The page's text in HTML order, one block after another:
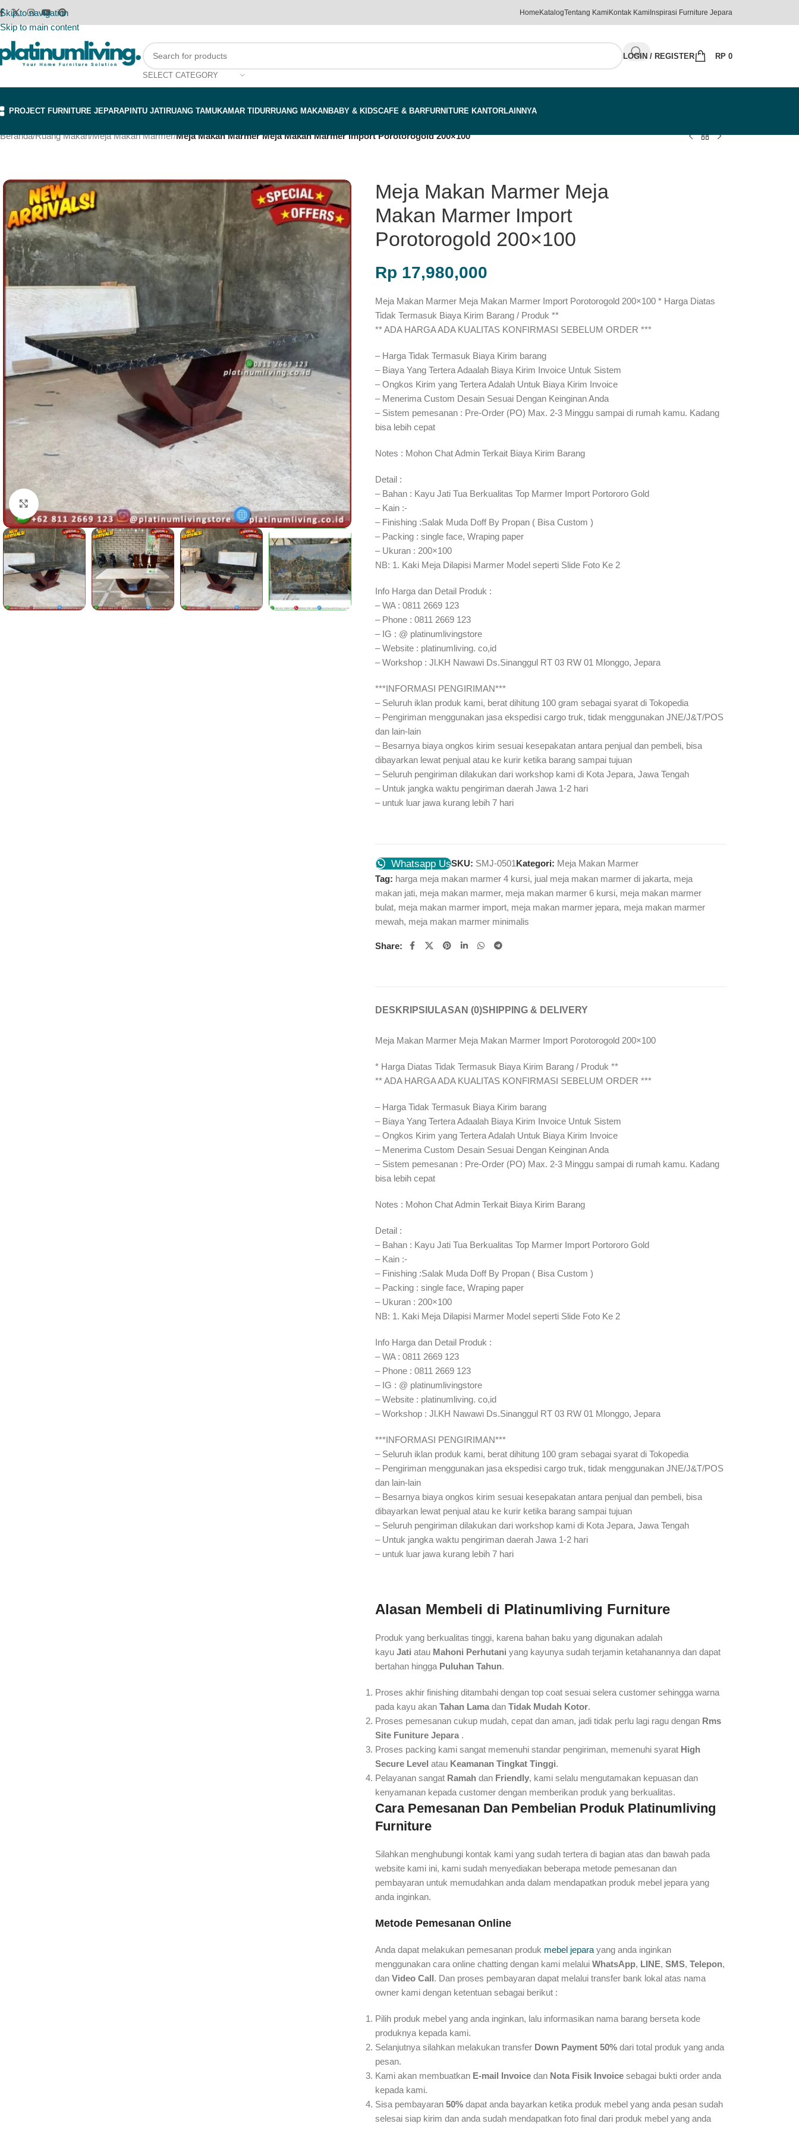
Skip to navigation
Skip to main content
Home KatalogTentang Kami Kontak Kami Inspirasi Furniture Jepara
SELECT CATEGORY
LOGIN / REGISTER RP 0
PROJECT FURNITURE JEPARAPINTU JATI RUANG TAMUKAMAR TIDURRUANG MAKAN BABY & KIDSCAFE & BARFURNITURE KANTORLAINNYA
Beranda/Ruang Makan/Meja Makan Marmer/Meja Makan Marmer Meja Makan Marmer Import Porotorogold 200×100
Click to enlarge
Meja Makan Marmer Meja
Makan Marmer Import
Porotorogold 200×100
Rp 17,980,000
Meja Makan Marmer Meja Makan Marmer Import Porotorogold 200×100 * Harga Diatas
Tidak Termasuk Biaya Kirim Barang / Produk **
** ADA HARGA ADA KUALITAS KONFIRMASI SEBELUM ORDER ***
– Harga Tidak Termasuk Biaya Kirim barang
– Biaya Yang Tertera Adaalah Biaya Kirim Invoice Untuk Sistem
– Ongkos Kirim yang Tertera Adalah Untuk Biaya Kirim Invoice
– Menerima Custom Desain Sesuai Dengan Keinginan Anda
– Sistem pemesanan : Pre-Order (PO) Max. 2-3 Minggu sampai di rumah kamu. Kadang
bisa lebih cepat⁣⁣
Notes : Mohon Chat Admin Terkait Biaya Kirim Barang
Detail :
– Bahan : Kayu Jati Tua Berkualitas Top Marmer Import Portororo Gold
– Kain :-
– Finishing :Salak Muda Doff By Propan ( Bisa Custom )
– Packing : single face, Wraping paper
– Ukuran : 200×100
NB: 1. Kaki Meja Dilapisi Marmer Model seperti Slide Foto Ke 2
Info Harga dan Detail Produk :
– WA : 0811 2669 123
– Phone : 0811 2669 123
– IG : @ platinumlivingstore
– Website : platinumliving. co,id
– Workshop : Jl.KH Nawawi Ds.Sinanggul RT 03 RW 01 Mlonggo, Jepara
***INFORMASI PENGIRIMAN***
– Seluruh iklan produk kami, berat dihitung 100 gram sebagai syarat di Tokopedia
– Pengiriman menggunakan jasa ekspedisi cargo truk, tidak menggunakan JNE/J&T/POS
dan lain-lain
– Besarnya biaya ongkos kirim sesuai kesepakatan antara penjual dan pembeli, bisa
dibayarkan lewat penjual atau ke kurir ketika barang sampai tujuan
– Seluruh pengiriman dilakukan dari workshop kami di Kota Jepara, Jawa Tengah
– Untuk jangka waktu pengiriman daerah Jawa 1-2 hari
– untuk luar jawa kurang lebih 7 hari
Whatsapp UsSKU: SMJ-0501Kategori: Meja Makan Marmer
Tag: harga meja makan marmer 4 kursi, jual meja makan marmer di jakarta, meja
makan jati, meja makan marmer, meja makan marmer 6 kursi, meja makan marmer
bulat, meja makan marmer import, meja makan marmer jepara, meja makan marmer
mewah, meja makan marmer minimalis
Share:
DESKRIPSI ULASAN (0)SHIPPING & DELIVERY
Meja Makan Marmer Meja Makan Marmer Import Porotorogold 200×100
* Harga Diatas Tidak Termasuk Biaya Kirim Barang / Produk **
** ADA HARGA ADA KUALITAS KONFIRMASI SEBELUM ORDER ***
– Harga Tidak Termasuk Biaya Kirim barang
– Biaya Yang Tertera Adaalah Biaya Kirim Invoice Untuk Sistem
– Ongkos Kirim yang Tertera Adalah Untuk Biaya Kirim Invoice
– Menerima Custom Desain Sesuai Dengan Keinginan Anda
– Sistem pemesanan : Pre-Order (PO) Max. 2-3 Minggu sampai di rumah kamu. Kadang
bisa lebih cepat⁣⁣
Notes : Mohon Chat Admin Terkait Biaya Kirim Barang
Detail :
– Bahan : Kayu Jati Tua Berkualitas Top Marmer Import Portororo Gold
– Kain :-
– Finishing :Salak Muda Doff By Propan ( Bisa Custom )
– Packing : single face, Wraping paper
– Ukuran : 200×100
NB: 1. Kaki Meja Dilapisi Marmer Model seperti Slide Foto Ke 2
Info Harga dan Detail Produk :
– WA : 0811 2669 123
– Phone : 0811 2669 123
– IG : @ platinumlivingstore
– Website : platinumliving. co,id
– Workshop : Jl.KH Nawawi Ds.Sinanggul RT 03 RW 01 Mlonggo, Jepara
***INFORMASI PENGIRIMAN***
– Seluruh iklan produk kami, berat dihitung 100 gram sebagai syarat di Tokopedia
– Pengiriman menggunakan jasa ekspedisi cargo truk, tidak menggunakan JNE/J&T/POS
dan lain-lain
– Besarnya biaya ongkos kirim sesuai kesepakatan antara penjual dan pembeli, bisa
dibayarkan lewat penjual atau ke kurir ketika barang sampai tujuan
– Seluruh pengiriman dilakukan dari workshop kami di Kota Jepara, Jawa Tengah
– Untuk jangka waktu pengiriman daerah Jawa 1-2 hari
– untuk luar jawa kurang lebih 7 hari
Alasan Membeli di Platinumliving Furniture
Produk yang berkualitas tinggi, karena bahan baku yang digunakan adalah
kayu Jati atau Mahoni Perhutani yang kayunya sudah terjamin ketahanannya dan dapat
bertahan hingga Puluhan Tahun.
Proses akhir finishing ditambahi dengan top coat sesuai selera customer sehingga warna
pada kayu akan Tahan Lama dan Tidak Mudah Kotor.
Proses pemesanan cukup mudah, cepat dan aman, jadi tidak perlu lagi ragu dengan Rms
Site Funiture Jepara .
Proses packing kami sangat memenuhi standar pengiriman, memenuhi syarat High
Secure Level atau Keamanan Tingkat Tinggi.
Pelayanan sangat Ramah dan Friendly, kami selalu mengutamakan kepuasan dan
kenyamanan kepada customer dengan memberikan produk yang berkualitas.
Cara Pemesanan Dan Pembelian Produk Platinumliving
Furniture
Silahkan menghubungi kontak kami yang sudah tertera di bagian atas dan bawah pada
website kami ini, kami sudah menyediakan beberapa metode pemesanan dan
pembayaran untuk memudahkan anda dalam mendapatkan produk mebel jepara yang
anda inginkan.
Metode Pemesanan Online
Anda dapat melakukan pemesanan produk mebel jepara yang anda inginkan
menggunakan cara online chatting dengan kami melalui WhatsApp, LINE, SMS, Telepon,
dan Video Call. Dan proses pembayaran dapat melalui transfer bank lokal atas nama
owner kami dengan ketentuan sebagai berikut :
Pilih produk mebel yang anda inginkan, lalu informasikan nama barang berseta kode
produknya kepada kami.
Selanjutnya silahkan melakukan transfer Down Payment 50% dari total produk yang anda
pesan.
Kami akan membuatkan E-mail Invoice dan Nota Fisik Invoice sebagai bukti order anda
kepada kami.
Sisa pembayaran 50% dapat anda bayarkan ketika produk mebel yang anda pesan sudah
selesai siap kirim dan anda sudah mendapatkan foto final dari produk mebel yang anda